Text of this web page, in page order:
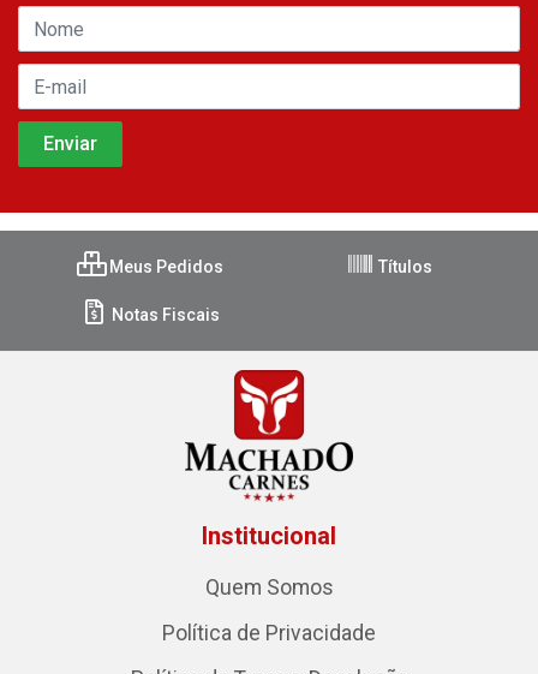
Meus Pedidos Títulos
Notas Fiscais
Institucional
Quem Somos
Política de Privacidade